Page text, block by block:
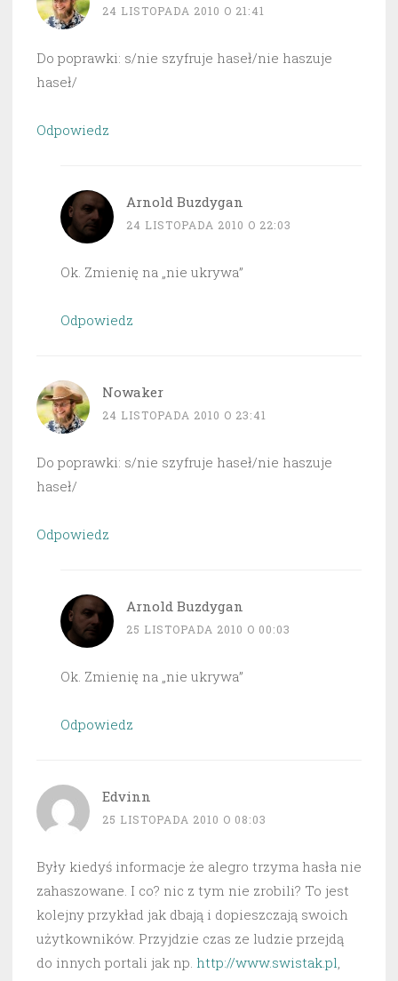
24 LISTOPADA 2010 O 21:41
Do poprawki: s/nie szyfruje haseł/nie haszuje
haseł/
Odpowiedz
Arnold Buzdygan
24 LISTOPADA 2010 O 22:03
Ok. Zmienię na „nie ukrywa”
Odpowiedz
Nowaker
24 LISTOPADA 2010 O 23:41
Do poprawki: s/nie szyfruje haseł/nie haszuje
haseł/
Odpowiedz
Arnold Buzdygan
25 LISTOPADA 2010 O 00:03
Ok. Zmienię na „nie ukrywa”
Odpowiedz
Edvinn
25 LISTOPADA 2010 O 08:03
Były kiedyś informacje że alegro trzyma hasła nie
zahaszowane. I co? nic z tym nie zrobili? To jest
kolejny przykład jak dbają i dopieszczają swoich
użytkowników. Przyjdzie czas ze ludzie przejdą
do innych portali jak np. http://www.swistak.pl,